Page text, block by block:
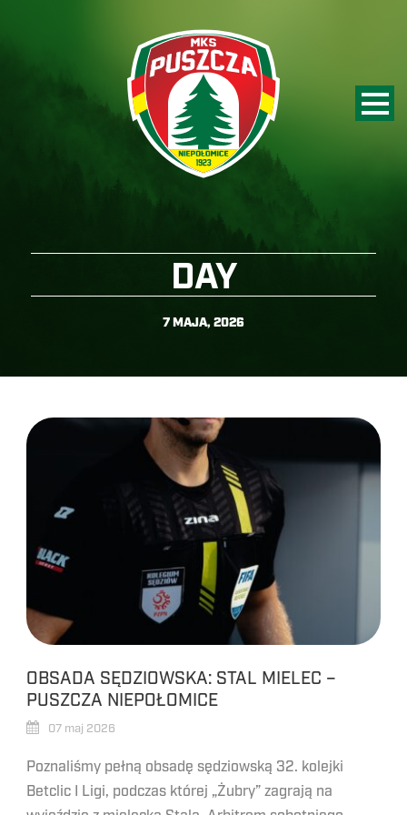
DAY
7 MAJA, 2026
OBSADA SĘDZIOWSKA: STAL MIELEC –
PUSZCZA NIEPOŁOMICE
07 maj 2026
Poznaliśmy pełną obsadę sędziowską 32. kolejki
Betclic I Ligi, podczas której „Żubry” zagrają na